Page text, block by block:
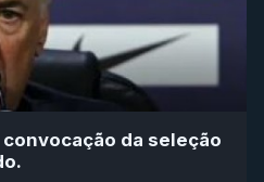
convocação da seleção